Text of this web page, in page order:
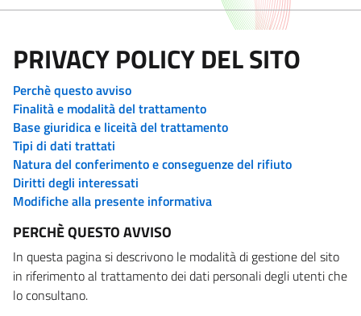
PRIVACY POLICY DEL SITO
Perchè questo avviso
Finalità e modalità del trattamento
Base giuridica e liceità del trattamento
Tipi di dati trattati
Natura del conferimento e conseguenze del rifiuto
Diritti degli interessati
Modifiche alla presente informativa
PERCHÈ QUESTO AVVISO
In questa pagina si descrivono le modalità di gestione del sito
in riferimento al trattamento dei dati personali degli utenti che
lo consultano.